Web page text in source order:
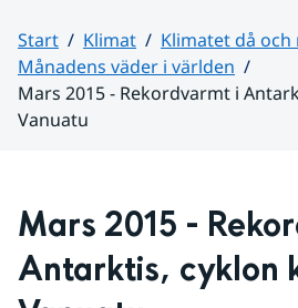
Start Klimat
Klimatet då och
Månadens väder i världen
Mars 2015 - Rekordvarmt i
Vanuatu
Mars 2015 -
Antarktis, cyklon